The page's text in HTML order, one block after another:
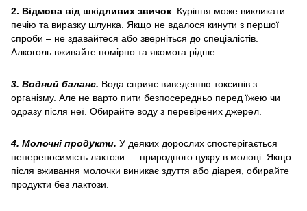
2. Відмова від шкідливих звичок. Куріння може викликати
печію та виразку шлунка. Якщо не вдалося кинути з першої
спроби – не здавайтеся або зверніться до спеціалістів.
Алкоголь вживайте помірно та якомога рідше.
3. Водний баланс. Вода сприяє виведенню токсинів з
організму. Але не варто пити безпосередньо перед їжею чи
одразу після неї. Обирайте воду з перевірених джерел.
4. Молочні продукти. У деяких дорослих спостерігається
непереносимість лактози — природного цукру в молоці. Якщо
після вживання молочки виникає здуття або діарея, обирайте
продукти без лактози.